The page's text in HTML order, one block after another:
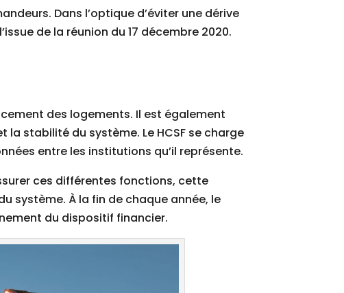
Dans l’optique d’éviter une dérive
de la réunion du 17 décembre 2020.
des logements. Il est également
stabilité du système. Le HCSF se charge
entre les institutions qu’il représente.
ces différentes fonctions, cette
système. À la fin de chaque année, le
du dispositif financier.